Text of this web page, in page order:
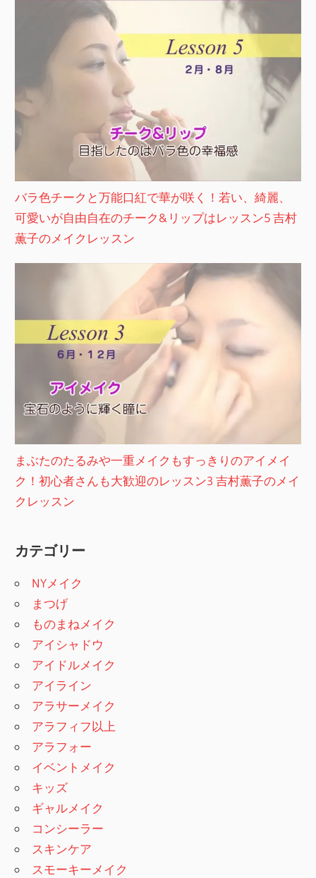
バラ色チークと万能口紅で華が咲く！若い、綺麗、
可愛いが自由自在のチーク&リップはレッスン5 吉村
薫子のメイクレッスン
まぶたのたるみや一重メイクもすっきりのアイメイ
ク！初心者さんも大歓迎のレッスン3 吉村薫子のメイ
クレッスン
カテゴリー
NYメイク
まつげ
ものまねメイク
アイシャドウ
アイドルメイク
アイライン
アラサーメイク
アラフィフ以上
アラフォー
イベントメイク
キッズ
ギャルメイク
コンシーラー
スキンケア
スモーキーメイク